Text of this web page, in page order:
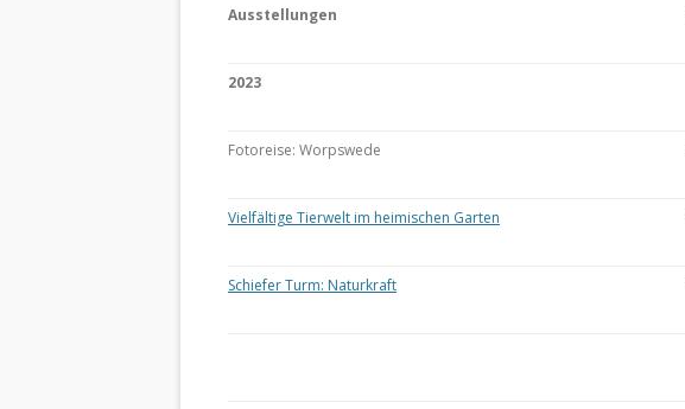
Ausstellungen
2023
Fotoreise: Worpswede
Vielfältige Tierwelt im heimischen Garten
Schiefer Turm: Naturkraft